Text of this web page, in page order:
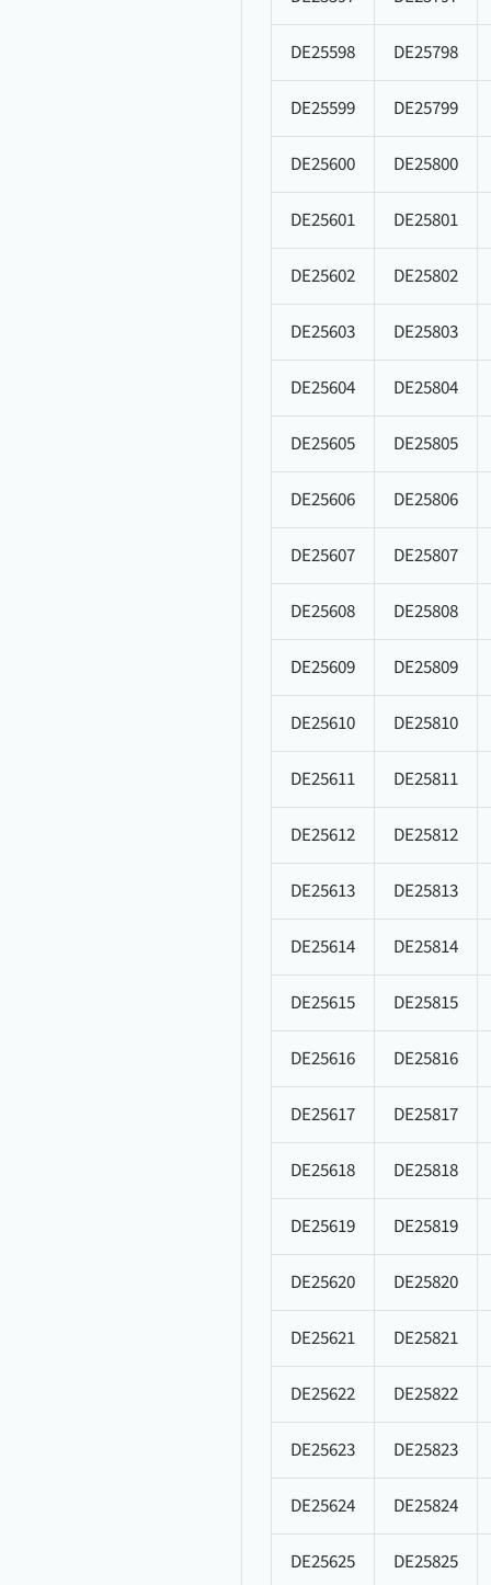
DE25598 DE25798
DE25599 DE25799
DE25600 DE25800
DE25601 DE25801
DE25602 DE25802
DE25603 DE25803
DE25604 DE25804
DE25605 DE25805
DE25606 DE25806
DE25607 DE25807
DE25608 DE25808
DE25609 DE25809
DE25610 DE25810
DE25611 DE25811
DE25612 DE25812
DE25613 DE25813
DE25614 DE25814
DE25615 DE25815
DE25616 DE25816
DE25617 DE25817
DE25618 DE25818
DE25619 DE25819
DE25620 DE25820
DE25621 DE25821
DE25622 DE25822
DE25623 DE25823
DE25624 DE25824
DE25625 DE25825